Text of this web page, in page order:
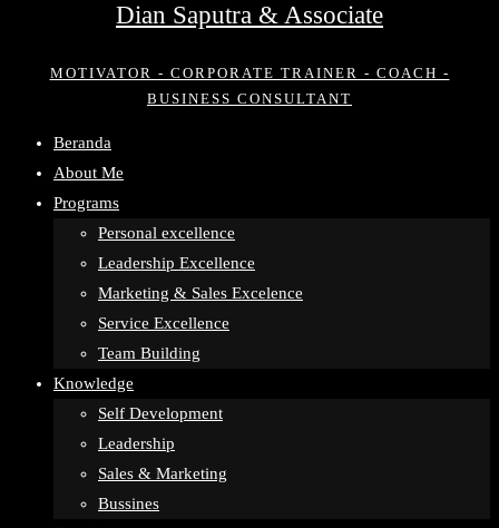
Dian Saputra & Associate
MOTIVATOR - CORPORATE TRAINER - COACH -
BUSINESS CONSULTANT
Beranda
About Me
Programs
Personal excellence
Leadership Excellence
Marketing & Sales Excelence
Service Excellence
Team Building
Knowledge
Self Development
Leadership
Sales & Marketing
Bussines